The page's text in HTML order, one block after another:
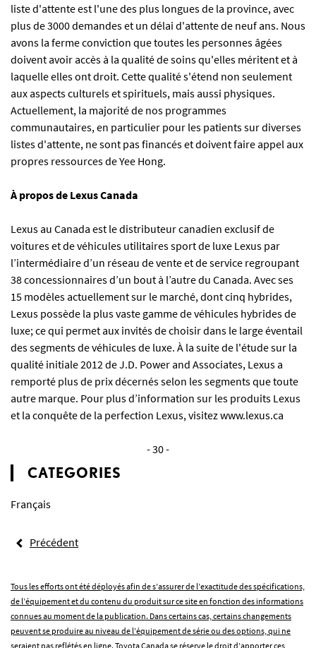
liste d'attente est l'une des plus longues de la province, avec
plus de 3000 demandes et un délai d'attente de neuf ans. Nous
avons la ferme conviction que toutes les personnes âgées
doivent avoir accès à la qualité de soins qu'elles méritent et à
laquelle elles ont droit. Cette qualité s'étend non seulement
aux aspects culturels et spirituels, mais aussi physiques.
Actuellement, la majorité de nos programmes
communautaires, en particulier pour les patients sur diverses
listes d'attente, ne sont pas financés et doivent faire appel aux
propres ressources de Yee Hong.
À propos de Lexus Canada
Lexus au Canada est le distributeur canadien exclusif de
voitures et de véhicules utilitaires sport de luxe Lexus par
l’intermédiaire d’un réseau de vente et de service regroupant
38 concessionnaires d’un bout à l’autre du Canada. Avec ses
15 modèles actuellement sur le marché, dont cinq hybrides,
Lexus possède la plus vaste gamme de véhicules hybrides de
luxe; ce qui permet aux invités de choisir dans le large éventail
des segments de véhicules de luxe. À la suite de l'étude sur la
qualité initiale 2012 de J.D. Power and Associates, Lexus a
remporté plus de prix décernés selon les segments que toute
autre marque. Pour plus d’information sur les produits Lexus
et la conquête de la perfection Lexus, visitezwww.lexus.ca
- 30 -
CATEGORIES
Français
Précédent
Tous les efforts ont été déployés afin de s’assurer de l’exactitude des spécifications,
de l’équipement et du contenu du produit sur ce site en fonction des informations
connues au moment de la publication. Dans certains cas, certains changements
peuvent se produire au niveau de l’équipement de série ou des options, qui ne
seraient pas reflétés en ligne. Toyota Canada se réserve le droit d’apporter ces